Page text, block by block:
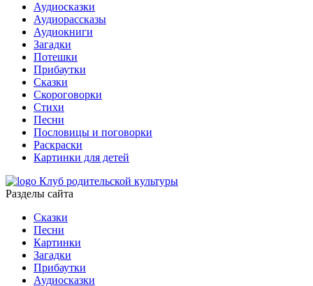
Аудиосказки
Аудиорассказы
Аудиокниги
Загадки
Потешки
Прибаутки
Сказки
Скороговорки
Стихи
Песни
Пословицы и поговорки
Раскраски
Картинки для детей
Клуб родительской культуры
Разделы сайта
Сказки
Песни
Картинки
Загадки
Прибаутки
Аудиосказки